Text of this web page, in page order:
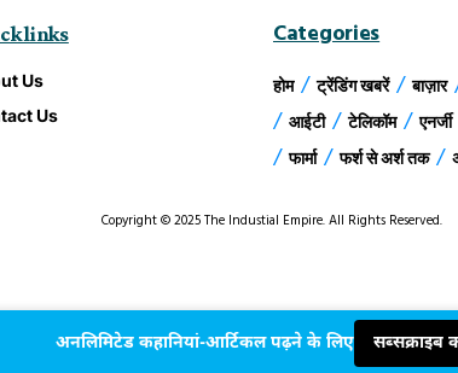
अनलिमिटेड कहानियां-आर्टिकल पढ़ने के लिए सब्सक्राइब
links
Us
Us
Categories
होम ट्रेंडिंग खबरें बाज़ार
आईटी
टेलिकॉम एनर्जी
फार्मा
फर्श से अर्श तक
Copyright © 2025 The Industial Empire. All Rights Reserved.